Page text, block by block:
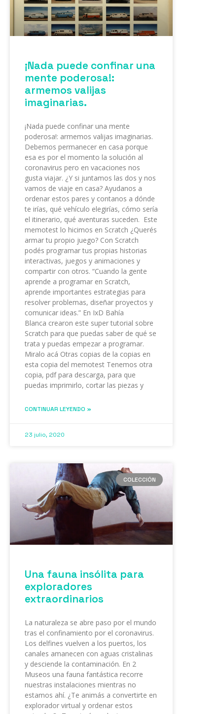
¡Nada puede confinar una
mente poderosa!:
armemos valijas
imaginarias.
¡Nada puede confinar una mente
poderosa!: armemos valijas imaginarias.
Debemos permanecer en casa porque
esa es por el momento la solución al
coronavirus pero en vacaciones nos
gusta viajar. ¿Y si juntamos las dos y nos
vamos de viaje en casa? Ayudanos a
ordenar estos pares y contanos a dónde
te irías, qué vehículo elegirías, cómo sería
el itinerario, qué aventuras suceden. Este
memotest lo hicimos en Scratch ¿Querés
armar tu propio juego? Con Scratch
podés programar tus propias historias
interactivas, juegos y animaciones y
compartir con otros. “Cuando la gente
aprende a programar en Scratch,
aprende importantes estrategias para
resolver problemas, diseñar proyectos y
comunicar ideas.” En IxD Bahía
Blanca crearon este super tutorial sobre
Scratch para que puedas saber de qué se
trata y puedas empezar a programar.
Miralo acá Otras copias de la copias en
esta copia del memotest Tenemos otra
copia, pdf para descarga, para que
puedas imprimirlo, cortar las piezas y
CONTINUAR LEYENDO »
23 julio, 2020
COLECCIÓN
Una fauna insólita para
exploradores
extraordinarios
La naturaleza se abre paso por el mundo
tras el confinamiento por el coronavirus.
Los delfines vuelven a los puertos, los
canales amanecen con aguas cristalinas
y desciende la contaminación. En 2
Museos una fauna fantástica recorre
nuestras instalaciones mientras no
estamos ahí. ¿Te animás a convertirte en
explorador virtual y ordenar estos